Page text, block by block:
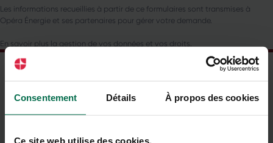
Consentement Détails À propos des cookies
Ce site web utilise des cookies.
Les informations recueillies à partir de ce formulaires sont transmises à
Opéra Énergie et ses partenaires pour gérer votre demande.
En savoir plus la gestion de vos données et vos droits.